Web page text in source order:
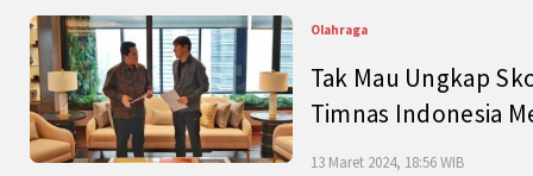
Olahraga
Tak Mau Ungkap
Timnas Indonesia
13 Maret 2024, 18:56 WIB